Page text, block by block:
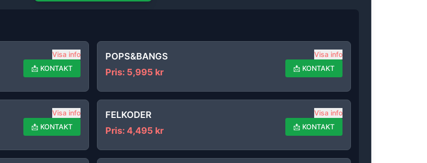
Visa info
📩 KONTAKT
POPS&BANGS
Pris: 5,995 kr
Visa info
📩 KONTAKT
Visa info
📩 KONTAKT
FELKODER
Pris: 4,495 kr
Visa info
📩 KONTAKT